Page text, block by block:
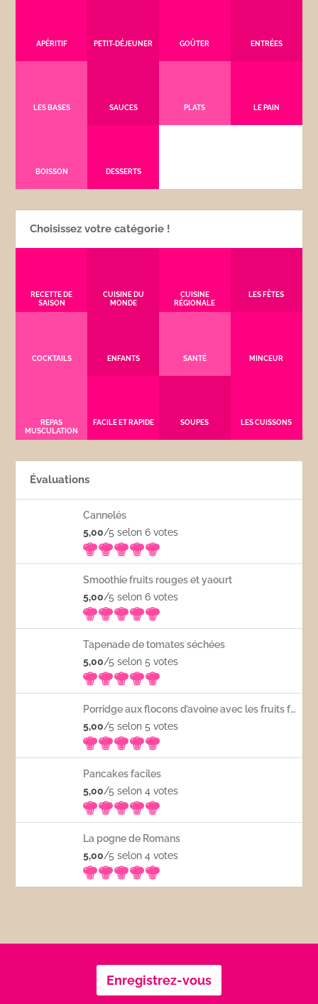
APÉRITIF PETIT-DÉJEUNER GOÛTER ENTRÉES
LES BASES SAUCES PLATS LE PAIN
BOISSON DESSERTS
Choisissez votre catégorie !
RECETTE DE
SAISON
CUISINE DU
MONDE
CUISINE
RÉGIONALE
LES FÊTES
COCKTAILS ENFANTS SANTÉ MINCEUR
REPAS
MUSCULATION
FACILE ET RAPIDE SOUPES LES CUISSONS
Évaluations
Cannelés
5,00/5 selon 6votes
Smoothie fruits rouges et yaourt
5,00/5 selon 6votes
Tapenade de tomates séchées
5,00/5 selon 5votes
Porridge aux flocons d’avoine avec les fruits frais
5,00/5 selon 5votes
Pancakes faciles
5,00/5 selon 4votes
La pogne de Romans
5,00/5 selon 4votes
Enregistrez-vous